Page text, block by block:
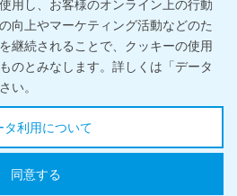
用し、お客様のオンライン上の行動
向上やマーケティング活動などのた
継続されることで、クッキーの使用
のとみなします。詳しくは「データ
い。
タ利用について
同意する
グ株式会社
当社の強み
お知らせ
メルマガ登録